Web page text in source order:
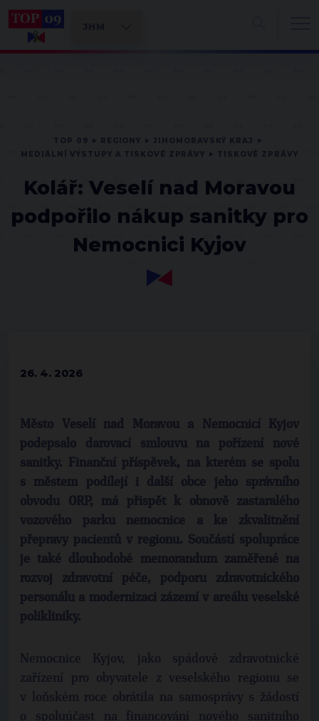
Kolář: Veselí nad Moravou
podpořilo nákup sanitky pro
Nemocnici Kyjov
26. 4. 2026
Město Veselí nad Moravou a Nemocnicí Kyjov
podepsalo darovací smlouvu na pořízení nové
sanitky. Finanční příspěvek, na kterém se spolu
s městem podílejí i další obce jeho správního
obvodu ORP, má přispět k obnově zastaralého
vozového parku nemocnice a ke zkvalitnění
přepravy pacientů v regionu. Součástí spolupráce
je také dlouhodobé memorandum zaměřené na
rozvoj zdravotní péče, podporu zdravotnického
personálu a modernizaci zázemí v areálu veselské
polikliniky.
Nemocnice Kyjov, jako spádové zdravotnické
zařízení pro obyvatele z veselského regionu se
v loňském roce obrátila na samosprávy s žádostí
o spoluúčast na financování nového sanitního